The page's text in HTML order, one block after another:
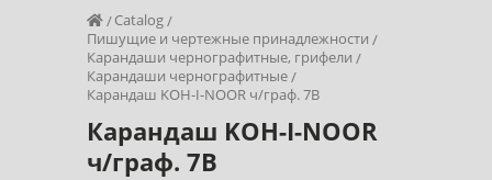
Catalog
Пишущие и чертежные принадлежности
Карандаши чернографитные, грифели
Карандаши чернографитные
Карандаш KOH-I-NOOR ч/граф. 7В
Карандаш KOH-I-NOOR
ч/граф. 7В